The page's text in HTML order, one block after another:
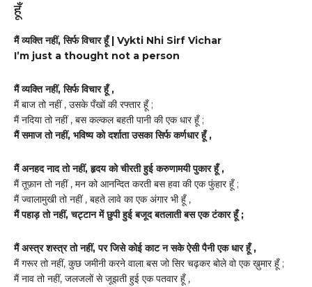
हूँ
मैं व्यक्ति नहीं, सिर्फ विचार हूँ | Vykti Nhi Sirf Vichar
I’m just a thought not a person
मैं व्यक्ति नहीं, सिर्फ विचार हूँ ,
मैं बाज तो नहीं , उसके पँखों की रफ्तार हूँ ;
मैं नदिया तो नहीं , बस कल्कल बहती पानी की एक धार हूँ ;
मैं समाज तो नहीं, भविष्य को दर्शाता उसका सिर्फ कर्णधार हूँ ,
मैं अनहद नाद तो नहीं, हृदय को चीरती हुई करुणामयी पुकार हूँ ,
मैं तूफ़ान तो नहीं , मन को आनन्दित करती बस हवा की एक फुंहार हूँ ;
मैं ज्वालामुखी तो नहीं , बहते लावे का एक अंगार भी हूँ ,
मैं पहाड़ तो नहीं, चट्टान में छुपी हुई बजूद बतलाती बस एक टंकार हूँ ;
मैं अस्त्र शस्त्र तो नहीं, पर जिसे कोई काट न सके ऐसी पैनी एक धार हूँ ,
मैं गरूर तो नहीं, कुछ जमीनी करने वाला बस जो सिर चढ़कर बोले वो एक ख़ुमार हूँ ;
मैं नाव तो नहीं, जलजलों से जूझती हुई एक पतवार हूँ ,